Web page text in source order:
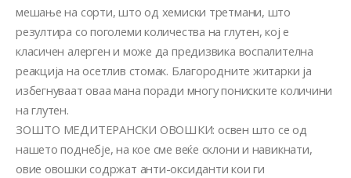
мешање на сорти, што од хемиски третмани, што
резултира со поголеми количества на глутен, кој е
класичен алерген и може да предизвика воспалителна
реакција на осетлив стомак. Благородните житарки ја
избегнуваат оваа мана поради многу пониските количини
на глутен.
ЗОШТО МЕДИТЕРАНСКИ ОВОШКИ: освен што се од
нашето поднебје, на кое сме веќе склони и навикнати,
овие овошки содржат анти-оксиданти кои ги